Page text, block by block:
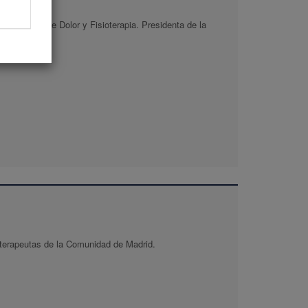
Nacional de Dolor y Fisioterapia. Presidenta de la
de la Comunidad de Madrid.